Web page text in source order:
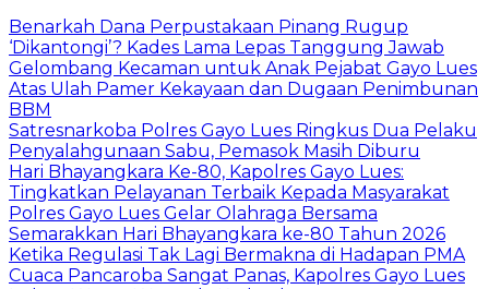
Benarkah Dana Perpustakaan Pinang Rugup
‘Dikantongi’? Kades Lama Lepas Tanggung Jawab
Gelombang Kecaman untuk Anak Pejabat Gayo Lues
Atas Ulah Pamer Kekayaan dan Dugaan Penimbunan
BBM
Satresnarkoba Polres Gayo Lues Ringkus Dua Pelaku
Penyalahgunaan Sabu, Pemasok Masih Diburu
Hari Bhayangkara Ke-80, Kapolres Gayo Lues:
Tingkatkan Pelayanan Terbaik Kepada Masyarakat
Polres Gayo Lues Gelar Olahraga Bersama
Semarakkan Hari Bhayangkara ke-80 Tahun 2026
Ketika Regulasi Tak Lagi Bermakna di Hadapan PMA
Cuaca Pancaroba Sangat Panas, Kapolres Gayo Lues